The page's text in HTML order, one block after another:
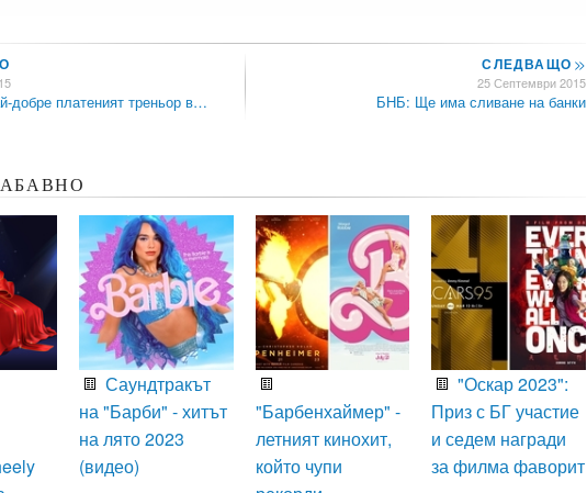
добре платеният треньор в…
СЛЕДВАЩО>>
25 Септември 2015
БНБ: Ще има сливане на банки
Саундтракът
на "Барби" - хитът
на лято 2023
(видео)
"Барбенхаймер" -
летният кинохит,
който чупи
"Оскар 2023":
Приз с БГ участие
и седем награди
за филма фаворит